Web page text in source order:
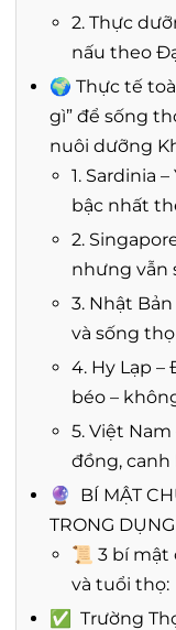
2. Thực
nấu theo
🌍 Thực tế
gì” để sống
nuôi dưỡng
1. Sardinia
bậc nhất
2.
nhưng vẫn
3. Nhật
và sống
4. Hy Lạp –
béo –
5. Việt Nam
đồng,
🔮 BÍ MẬT
TRONG
📜 3 bí mật
và tuổi thọ:
✅ Trường